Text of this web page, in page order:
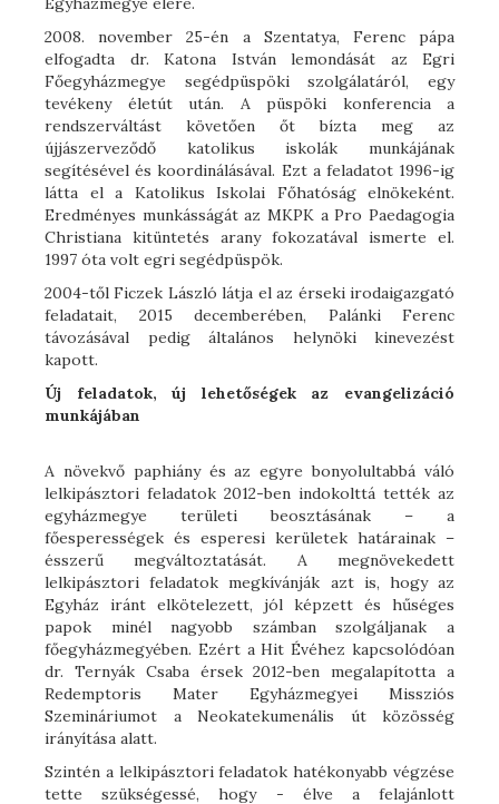
2008. november 25-én a Szentatya, Ferenc pápa
elfogadta dr. Katona István lemondását az Egri
Főegyházmegye segédpüspöki szolgálatáról, egy
tevékeny életút után. A püspöki konferencia a
rendszerváltást követően őt bízta meg az
újjászerveződő katolikus iskolák munkájának
segítésével és koordinálásával. Ezt a feladatot 1996-ig
látta el a Katolikus Iskolai Főhatóság elnökeként.
Eredményes munkásságát az MKPK a Pro Paedagogia
Christiana kitüntetés arany fokozatával ismerte el.
1997 óta volt egri segédpüspök.
2004-től Ficzek László látja el az érseki irodaigazgató
feladatait, 2015 decemberében, Palánki Ferenc
távozásával pedig általános helynöki kinevezést
kapott.
Új feladatok, új lehetőségek az evangelizáció
munkájában
A növekvő paphiány és az egyre bonyolultabbá váló
lelkipásztori feladatok 2012-ben indokolttá tették az
egyházmegye területi beosztásának – a
főesperességek és esperesi kerületek határainak –
ésszerű megváltoztatását. A megnövekedett
lelkipásztori feladatok megkívánják azt is, hogy az
Egyház iránt elkötelezett, jól képzett és hűséges
papok minél nagyobb számban szolgáljanak a
főegyházmegyében. Ezért a Hit Évéhez kapcsolódóan
dr. Ternyák Csaba érsek 2012-ben megalapította a
Redemptoris Mater Egyházmegyei Missziós
Szemináriumot a Neokatekumenális út közösség
irányítása alatt.
Szintén a lelkipásztori feladatok hatékonyabb végzése
tette szükségessé, hogy - élve a felajánlott